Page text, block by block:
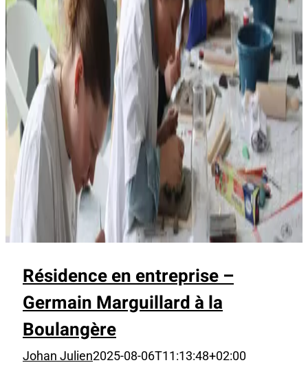
Résidence en entreprise –
Germain Marguillard à la
Boulangère
Johan Julien2025-08-06T11:13:48+02:00